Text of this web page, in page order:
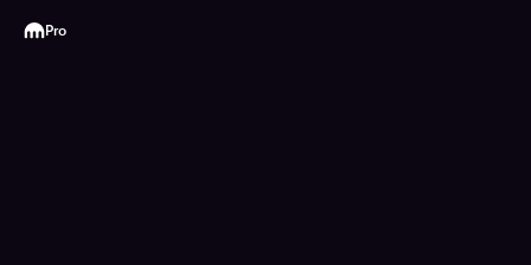
Kraken
Pro